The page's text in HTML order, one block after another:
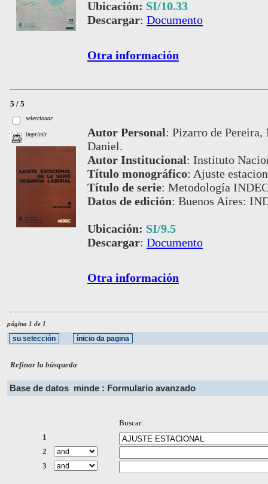
Ubicación: SI/10.33
Descargar: Documento
Otra información
5 / 5
seleccionar
imprimir Autor Personal: Pizarro de
Daniel.
Autor Institucional: Instituto
Título monográfico: Ajuste
Título de serie: Metodología
Datos de edición: Buenos Aires:
Ubicación: SI/9.5
Descargar: Documento
Otra información
página 1 de 1
Refinar la búsqueda
Base de datos minde : Formulario avanzado
Buscar:
1
2
3